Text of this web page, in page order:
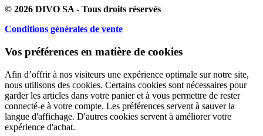
© 2026 DIVO SA - Tous droits réservés
Conditions générales de vente
Vos préférences en matière de cookies
Afin d’offrir à nos visiteurs une expérience optimale sur notre site,
nous utilisons des cookies. Certains cookies sont nécessaires pour
garder les articles dans votre panier et à vous permettre de rester
connecté-e à votre compte. Les préférences servent à sauver la
langue d'affichage. D'autres cookies servent à améliorer votre
expérience d'achat.